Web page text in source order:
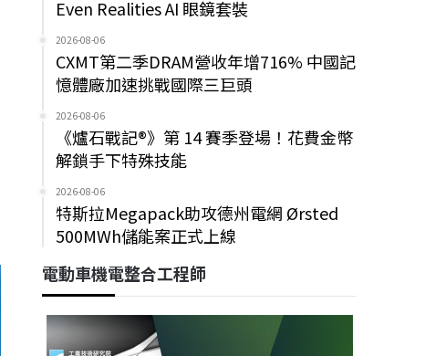
Even Realities AI 眼鏡套裝
2026-08-06
CXMT第二季DRAM營收年增716% 中國記
憶體廠加速挑戰國際三巨頭
2026-08-06
《爐石戰記®》第 14 賽季登場！花費金幣
解鎖手下特殊技能
2026-08-06
特斯拉Megapack助攻德州電網 Ørsted
500MWh儲能案正式上線
電動車機電整合工程師